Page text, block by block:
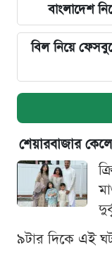
বাংলাদেশ
বিল নিয়ে
শেয়ারবাজার
৯টার দিকে এই